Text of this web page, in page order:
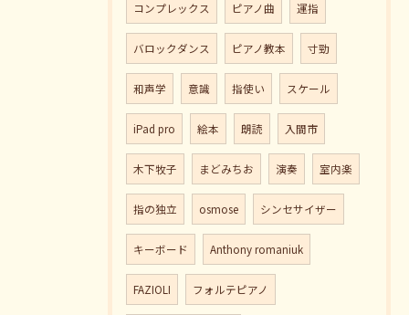
コンプレックス ピアノ曲 運指
バロックダンス ピアノ教本 寸勁
和声学 意識 指使い スケール
iPad pro 絵本 朗読 入間市
木下牧子 まどみちお 演奏 室内楽
指の独立 osmose シンセサイザー
キーボード Anthony romaniuk
FAZIOLI フォルテピアノ